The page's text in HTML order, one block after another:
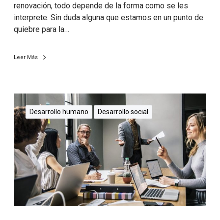
renovación, todo depende de la forma como se les
interprete. Sin duda alguna que estamos en un punto de
quiebre para la…
Leer Más
Desarrollo humano Desarrollo social